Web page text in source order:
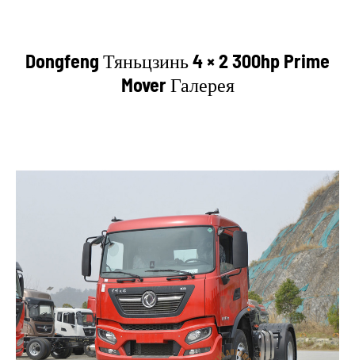
Dongfeng Тяньцзинь 4 × 2 300hp Prime
Mover Галерея